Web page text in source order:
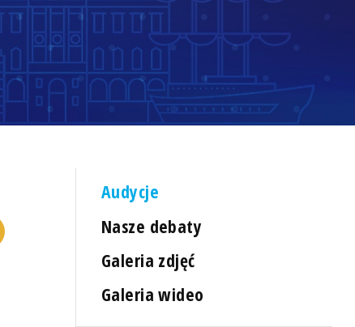
Audycje
Nasze debaty
Galeria zdjęć
Galeria wideo